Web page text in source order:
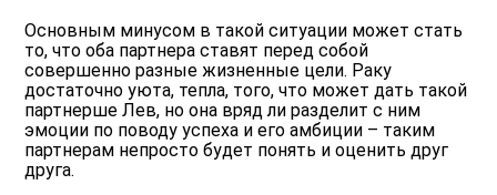
Основным минусом в такой ситуации может стать
то, что оба партнера ставят перед собой
совершенно разные жизненные цели. Раку
достаточно уюта, тепла, того, что может дать такой
партнерше Лев, но она вряд ли разделит с ним
эмоции по поводу успеха и его амбиции – таким
партнерам непросто будет понять и оценить друг
друга.